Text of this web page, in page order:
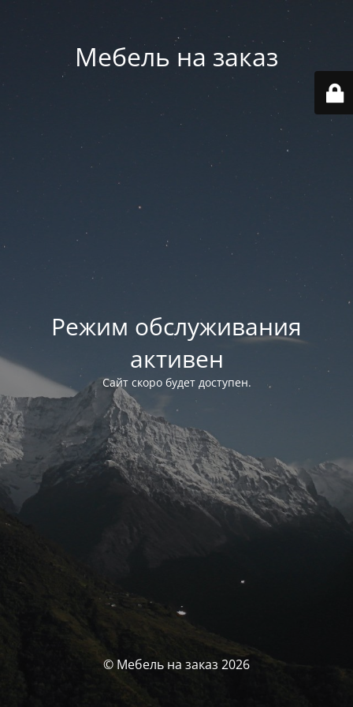
Мебель на заказ
Режим обслуживания
активен
Сайт скоро будет доступен.
© Мебель на заказ 2026